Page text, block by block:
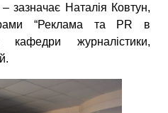
зазначає Наталія Ковтун,
“Реклама та PR в
кафедри журналістики,